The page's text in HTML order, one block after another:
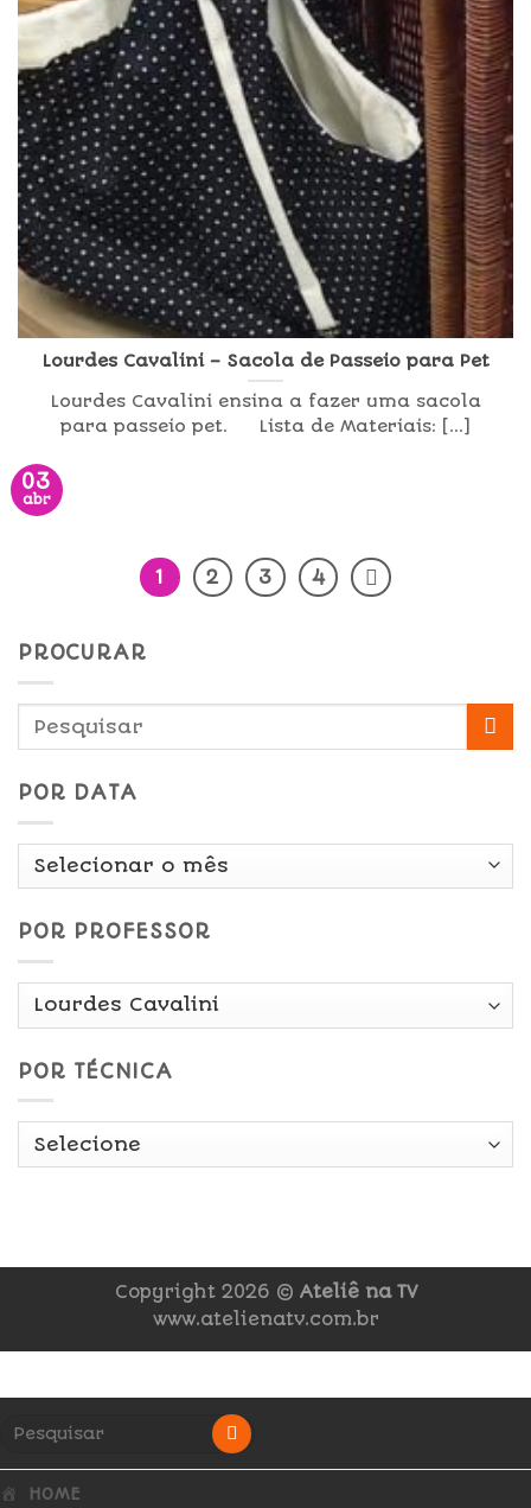
Lourdes Cavalini – Sacola de Passeio para Pet
Lourdes Cavalini ensina a fazer uma sacola
para passeio pet. Lista de Materiais: [...]
03
abr
1 2 3 4
PROCURAR
POR DATA
Por
POR PROFESSOR
POR TÉCNICA
Copyright 2026 © Ateliê na TV
www.atelienatv.com.br
HOME